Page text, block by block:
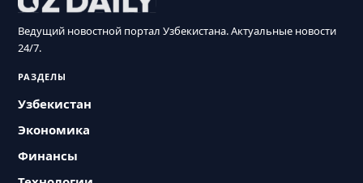
Ведущий новостной портал Узбекистана. Актуальные новости
24/7.
РАЗДЕЛЫ
Узбекистан
Экономика
Финансы